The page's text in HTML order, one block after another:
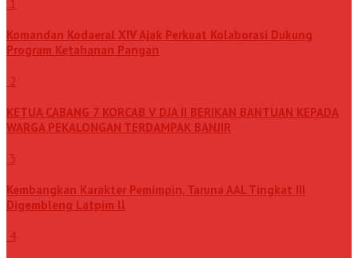
1
Komandan Kodaeral XIV Ajak Perkuat Kolaborasi Dukung
Program Ketahanan Pangan
2
KETUA CABANG 7 KORCAB V DJA II BERIKAN BANTUAN KEPADA
WARGA PEKALONGAN TERDAMPAK BANJIR
3
Kembangkan Karakter Pemimpin, Taruna AAL Tingkat III
Digembleng Latpim ll
4